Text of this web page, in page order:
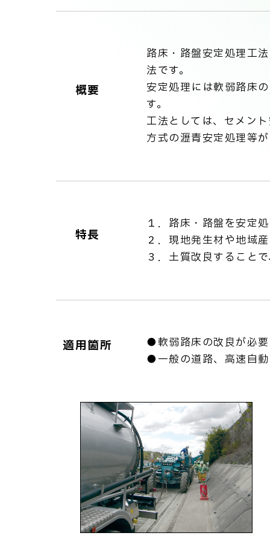
概要
路床・路盤安定処理工
法です。
安定処理には軟弱路床
す。
工法としては、セメン
方式の瀝青安定処理等
特長
１．路床・路盤を安定
２．現地発生材や地域
３．土質改良すること
適用箇所
●軟弱路床の改良が必
●一般の道路、高速自